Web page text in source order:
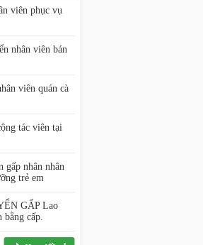
viên phục vụ
nhân viên bán
viên quán cà
tác viên tại
gấp nhân nhân
trẻ em
GẤP Lao
cấp.